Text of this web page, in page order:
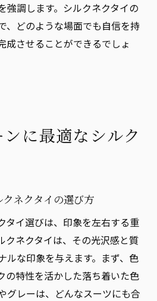
強調します。シルクネクタイの
、どのような場面でも自信を持
成させることができるでしょ
に最適なシルク
ネクタイの選び方
タイ選びは、印象を左右する重
クネクタイは、その光沢感と質
ルな印象を与えます。まず、色
の特性を活かした落ち着いた色
グレーは、どんなスーツにも合